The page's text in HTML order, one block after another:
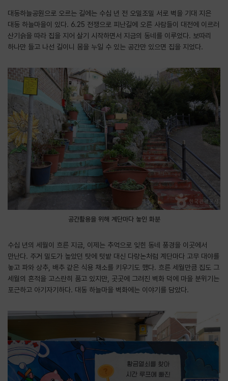
대동하늘공원으로 오르는 길에는 수십 년 전 오밀조밀 서로 벽을 기대 지은
대동 하늘마을이 있다. 6.25 전쟁으로 피난길에 오른 사람들이 대전에 이르러
산기슭을 따라 집을 지어 살기 시작하면서 지금의 동네를 이루었다. 보따리
하나만 들고 나선 길이니 몸을 누일 수 있는 공간만 있으면 집을 지었다.
공간활용을 위해 계단마다 놓인 화분
수십 년의 세월이 흐른 지금, 이제는 추억으로 잊힌 동네 풍경을 이곳에서
만난다. 주거 밀도가 높았던 탓에 텃밭 대신 다랑논처럼 계단마다 고무 대야를
놓고 파와 상추, 배추 같은 식용 채소를 키우기도 했다. 흐른 세월만큼 집도 그
세월의 흔적을 고스란히 품고 있지만, 곳곳에 그려진 벽화 덕에 마을 분위기는
포근하고 아기자기하다. 대동 하늘마을 벽화에는 이야기를 담았다.